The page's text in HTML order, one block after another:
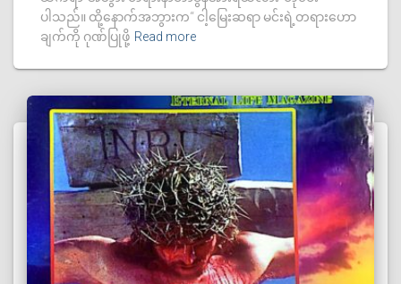
ပါသည်။ ထို့နောက်အဘွားက“ ငါ့မြေးဆရာ မင်းရဲ့တရားဟော
ချက်ကို ဂုဏ်ပြုဖို့ Read more